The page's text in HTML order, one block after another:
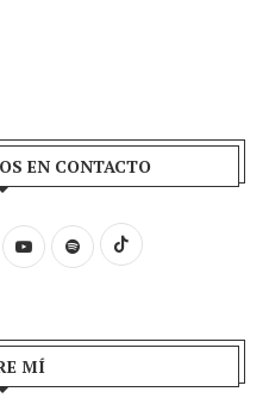
EN CONTACTO
MÍ